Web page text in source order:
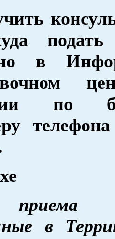
подать
в
по
в